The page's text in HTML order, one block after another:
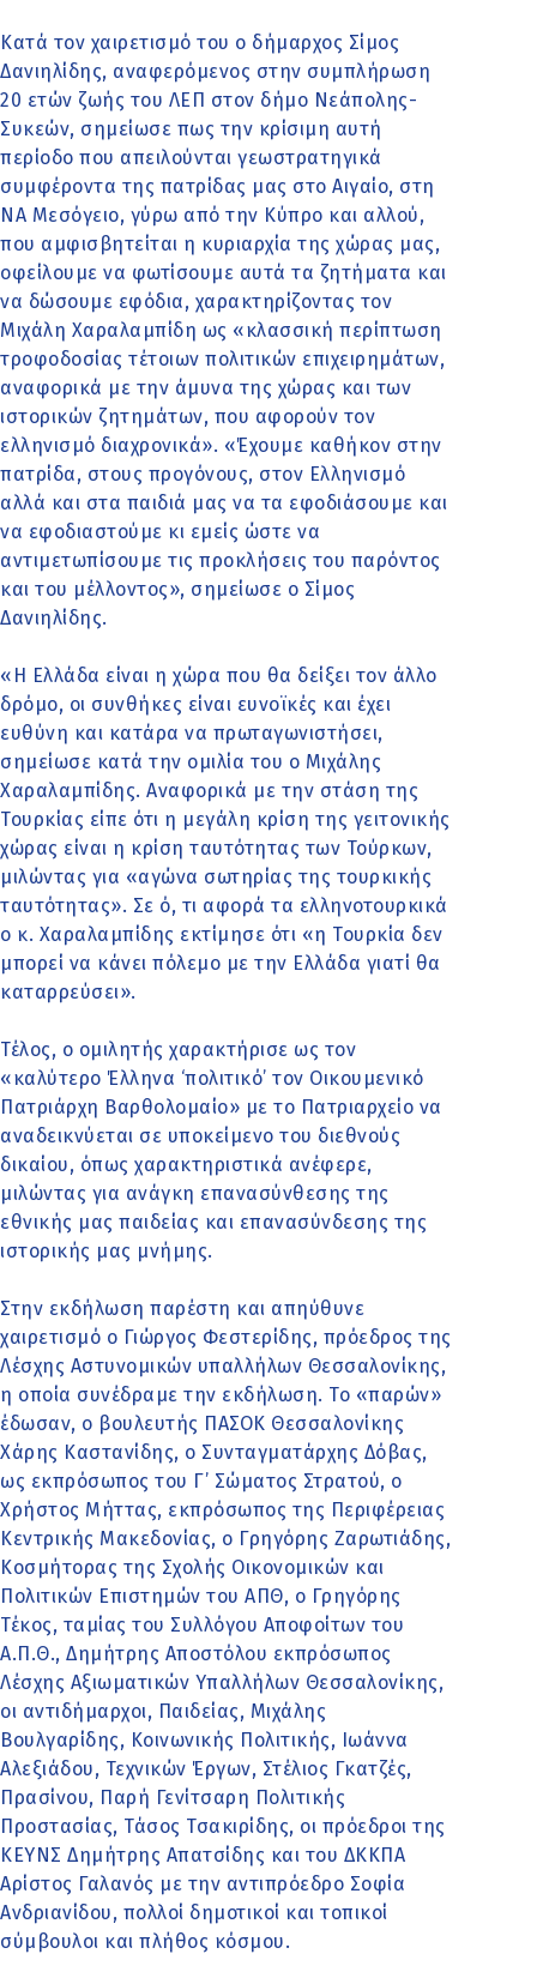
Κατά τον χαιρετισμό του ο δήμαρχος Σίμος
Δανιηλίδης, αναφερόμενος στην συμπλήρωση
20 ετών ζωής του ΛΕΠ στον δήμο Νεάπολης-
Συκεών, σημείωσε πως την κρίσιμη αυτή
περίοδο που απειλούνται γεωστρατηγικά
συμφέροντα της πατρίδας μας στο Αιγαίο, στη
ΝΑ Μεσόγειο, γύρω από την Κύπρο και αλλού,
που αμφισβητείται η κυριαρχία της χώρας μας,
οφείλουμε να φωτίσουμε αυτά τα ζητήματα και
να δώσουμε εφόδια, χαρακτηρίζοντας τον
Μιχάλη Χαραλαμπίδη ως «κλασσική περίπτωση
τροφοδοσίας τέτοιων πολιτικών επιχειρημάτων,
αναφορικά με την άμυνα της χώρας και των
ιστορικών ζητημάτων, που αφορούν τον
ελληνισμό διαχρονικά». «Έχουμε καθήκον στην
πατρίδα, στους προγόνους, στον Ελληνισμό
αλλά και στα παιδιά μας να τα εφοδιάσουμε και
να εφοδιαστούμε κι εμείς ώστε να
αντιμετωπίσουμε τις προκλήσεις του παρόντος
και του μέλλοντος», σημείωσε ο Σίμος
Δανιηλίδης.
«Η Ελλάδα είναι η χώρα που θα δείξει τον άλλο
δρόμο, οι συνθήκες είναι ευνοϊκές και έχει
ευθύνη και κατάρα να πρωταγωνιστήσει,
σημείωσε κατά την ομιλία του ο Μιχάλης
Χαραλαμπίδης. Αναφορικά με την στάση της
Τουρκίας είπε ότι η μεγάλη κρίση της γειτονικής
χώρας είναι η κρίση ταυτότητας των Τούρκων,
μιλώντας για «αγώνα σωτηρίας της τουρκικής
ταυτότητας». Σε ό, τι αφορά τα ελληνοτουρκικά
ο κ. Χαραλαμπίδης εκτίμησε ότι «η Τουρκία δεν
μπορεί να κάνει πόλεμο με την Ελλάδα γιατί θα
καταρρεύσει».
Τέλος, ο ομιλητής χαρακτήρισε ως τον
«καλύτερο Έλληνα ‘πολιτικό’ τον Οικουμενικό
Πατριάρχη Βαρθολομαίο» με το Πατριαρχείο να
αναδεικνύεται σε υποκείμενο του διεθνούς
δικαίου, όπως χαρακτηριστικά ανέφερε,
μιλώντας για ανάγκη επανασύνθεσης της
εθνικής μας παιδείας και επανασύνδεσης της
ιστορικής μας μνήμης.
Στην εκδήλωση παρέστη και απηύθυνε
χαιρετισμό ο Γιώργος Φεστερίδης, πρόεδρος της
Λέσχης Αστυνομικών υπαλλήλων Θεσσαλονίκης,
η οποία συνέδραμε την εκδήλωση. Το «παρών»
έδωσαν, ο βουλευτής ΠΑΣΟΚ Θεσσαλονίκης
Χάρης Καστανίδης, ο Συνταγματάρχης Δόβας,
ως εκπρόσωπος του Γ’ Σώματος Στρατού, ο
Χρήστος Μήττας, εκπρόσωπος της Περιφέρειας
Κεντρικής Μακεδονίας, ο Γρηγόρης Ζαρωτιάδης,
Κοσμήτορας της Σχολής Οικονομικών και
Πολιτικών Επιστημών του ΑΠΘ, ο Γρηγόρης
Τέκος, ταμίας του Συλλόγου Αποφοίτων του
Α.Π.Θ., Δημήτρης Αποστόλου εκπρόσωπος
Λέσχης Αξιωματικών Υπαλλήλων Θεσσαλονίκης,
οι αντιδήμαρχοι, Παιδείας, Μιχάλης
Βουλγαρίδης, Κοινωνικής Πολιτικής, Ιωάννα
Αλεξιάδου, Τεχνικών Έργων, Στέλιος Γκατζές,
Πρασίνου, Παρή Γενίτσαρη Πολιτικής
Προστασίας, Τάσος Τσακιρίδης, οι πρόεδροι της
ΚΕΥΝΣ Δημήτρης Απατσίδης και του ΔΚΚΠΑ
Αρίστος Γαλανός με την αντιπρόεδρο Σοφία
Ανδριανίδου, πολλοί δημοτικοί και τοπικοί
σύμβουλοι και πλήθος κόσμου.